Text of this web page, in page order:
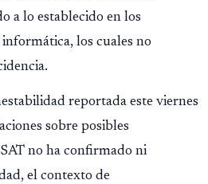
a lo establecido en los
los cuales no
reportada este viernes
sobre posibles
no ha confirmado ni
el contexto de